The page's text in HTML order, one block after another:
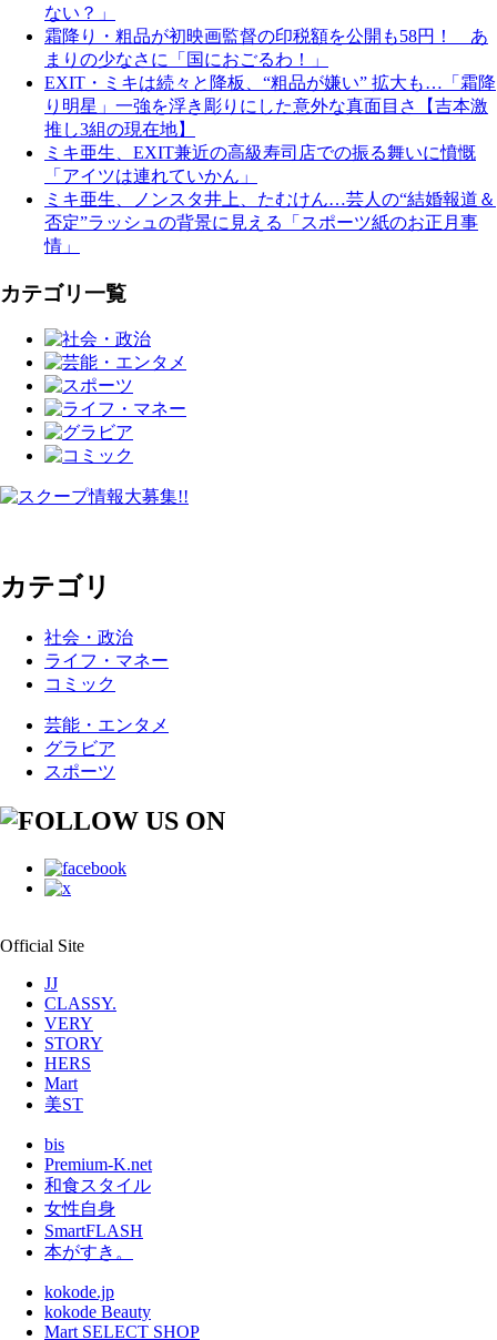
ない？」
霜降り・粗品が初映画監督の印税額を公開も58円！ あ
まりの少なさに「国におごるわ！」
EXIT・ミキは続々と降板、“粗品が嫌い” 拡大も…「霜降
り明星」一強を浮き彫りにした意外な真面目さ【吉本激
推し3組の現在地】
ミキ亜生、EXIT兼近の高級寿司店での振る舞いに憤慨
「アイツは連れていかん」
ミキ亜生、ノンスタ井上、たむけん…芸人の“結婚報道＆
否定”ラッシュの背景に見える「スポーツ紙のお正月事
情」
カテゴリ一覧
カテゴリ
社会・政治
ライフ・マネー
コミック
芸能・エンタメ
グラビア
スポーツ
Official Site
JJ
CLASSY.
VERY
STORY
HERS
Mart
美ST
bis
Premium-K.net
和食スタイル
女性自身
SmartFLASH
本がすき。
kokode.jp
kokode Beauty
Mart SELECT SHOP